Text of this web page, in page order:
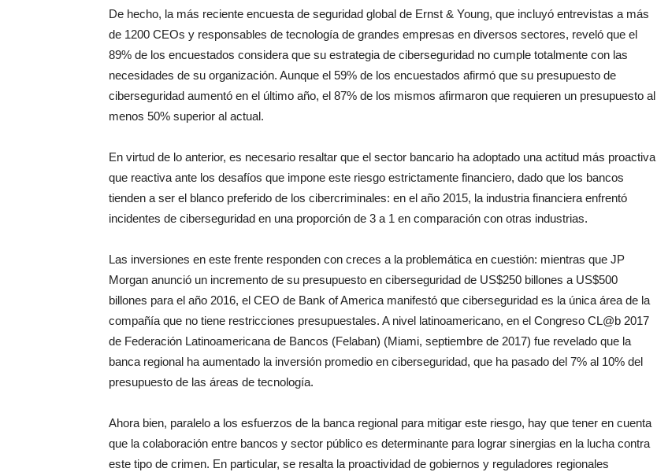
De hecho, la más reciente encuesta de seguridad global de Ernst & Young, que incluyó entrevistas a más
de 1200 CEOs y responsables de tecnología de grandes empresas en diversos sectores, reveló que el
89% de los encuestados considera que su estrategia de ciberseguridad no cumple totalmente con las
necesidades de su organización. Aunque el 59% de los encuestados afirmó que su presupuesto de
ciberseguridad aumentó en el último año, el 87% de los mismos afirmaron que requieren un presupuesto al
menos 50% superior al actual.
En virtud de lo anterior, es necesario resaltar que el sector bancario ha adoptado una actitud más proactiva
que reactiva ante los desafíos que impone este riesgo estrictamente financiero, dado que los bancos
tienden a ser el blanco preferido de los cibercriminales: en el año 2015, la industria financiera enfrentó
incidentes de ciberseguridad en una proporción de 3 a 1 en comparación con otras industrias.
Las inversiones en este frente responden con creces a la problemática en cuestión: mientras que JP
Morgan anunció un incremento de su presupuesto en ciberseguridad de US$250 billones a US$500
billones para el año 2016, el CEO de Bank of America manifestó que ciberseguridad es la única área de la
compañía que no tiene restricciones presupuestales. A nivel latinoamericano, en el Congreso CL@b 2017
de Federación Latinoamericana de Bancos (Felaban) (Miami, septiembre de 2017) fue revelado que la
banca regional ha aumentado la inversión promedio en ciberseguridad, que ha pasado del 7% al 10% del
presupuesto de las áreas de tecnología.
Ahora bien, paralelo a los esfuerzos de la banca regional para mitigar este riesgo, hay que tener en cuenta
que la colaboración entre bancos y sector público es determinante para lograr sinergias en la lucha contra
este tipo de crimen. En particular, se resalta la proactividad de gobiernos y reguladores regionales